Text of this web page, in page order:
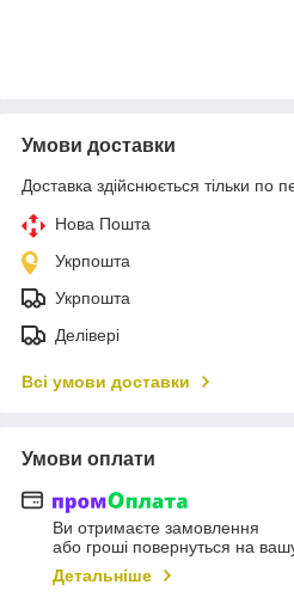
Умови доставки
Доставка здійснюється тільки по
Нова Пошта
Укрпошта
Укрпошта
Делівері
Всі умови доставки
Умови оплати
Ви отримаєте замовлення
або гроші повернуться на
Детальніше